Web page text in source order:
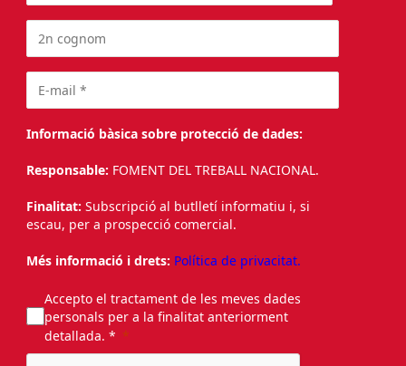
Informació bàsica sobre protecció de dades:
Responsable: FOMENT DEL TREBALL NACIONAL.
Finalitat: Subscripció al butlletí informatiu i, si
escau, per a prospecció comercial.
Més informació i drets: Política de privacitat.
Accepto el tractament de les meves dades
personals per a la finalitat anteriorment
detallada. *